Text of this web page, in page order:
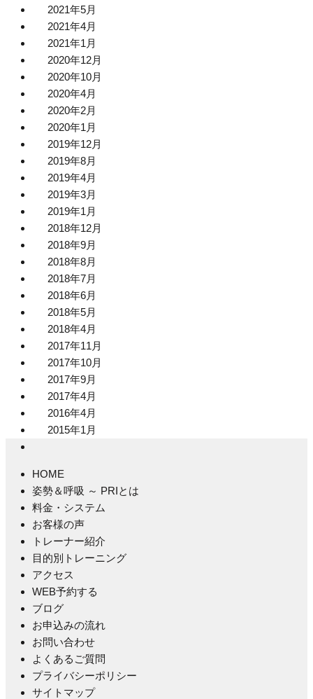
2021年5月
2021年4月
2021年1月
2020年12月
2020年10月
2020年4月
2020年2月
2020年1月
2019年12月
2019年8月
2019年4月
2019年3月
2019年1月
2018年12月
2018年9月
2018年8月
2018年7月
2018年6月
2018年5月
2018年4月
2017年11月
2017年10月
2017年9月
2017年4月
2016年4月
2015年1月
HOME
姿勢＆呼吸 ～ PRIとは
料金・システム
お客様の声
トレーナー紹介
目的別トレーニング
アクセス
WEB予約する
ブログ
お申込みの流れ
お問い合わせ
よくあるご質問
プライバシーポリシー
サイトマップ